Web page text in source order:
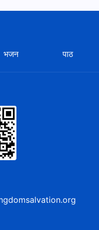
पिता पर, या फिर पुत्र
दिमाग में इस प्रकार के कई
भजन पाठ